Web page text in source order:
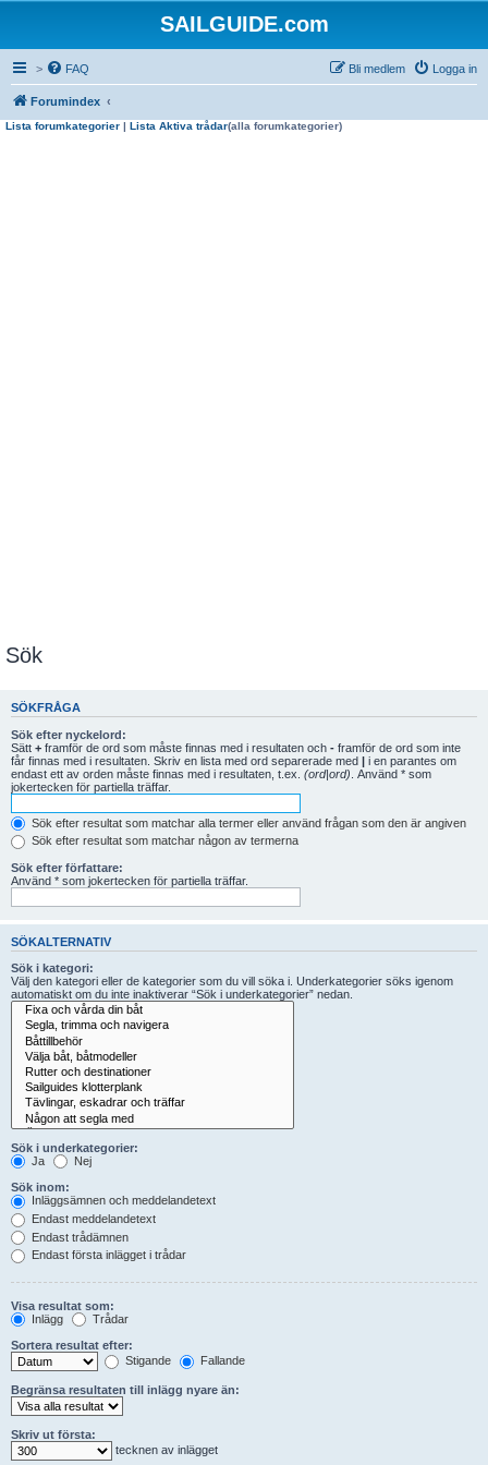
SAILGUIDE.com
> FAQ Logga in
Bli medlem
Forumindex
Lista forumkategorier | Lista Aktiva trådar(alla forumkategorier)
Sök
SÖKFRÅGA
Sök efter nyckelord:
Sätt + framför de ord som måste finnas med i resultaten och - framför de ord som inte
får finnas med i resultaten. Skriv en lista med ord separerade med | i en parantes om
endast ett av orden måste finnas med i resultaten, t.ex. (ord|ord) . Använd * som
jokertecken för partiella träffar.
Sök efter resultat som matchar alla termer eller använd frågan som den är angiven
Sök efter resultat som matchar någon av termerna
Sök efter författare:
Använd * som jokertecken för partiella träffar.
SÖKALTERNATIV
Sök i kategori:
Välj den kategori eller de kategorier som du vill söka i. Underkategorier söks igenom
automatiskt om du inte inaktiverar “Sök i underkategorier” nedan.
Sök i underkategorier:
Ja
Nej
Sök inom:
Inläggsämnen och meddelandetext
Endast meddelandetext
Endast trådämnen
Endast första inlägget i trådar
Visa resultat som:
Inlägg
Trådar
Sortera resultat efter:
Stigande
Fallande
Begränsa resultaten till inlägg nyare än:
Skriv ut första:
tecknen av inlägget